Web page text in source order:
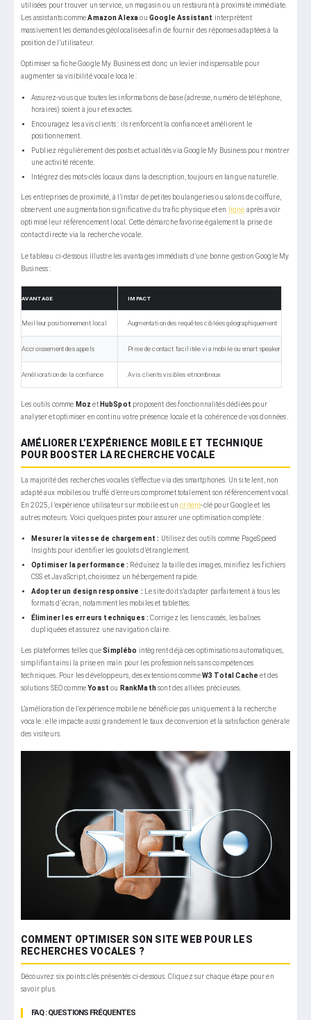
utilisées pour trouver un service, un magasin ou un restaurant à proximité immédiate.
Les assistants commeAmazon Alexaou Google Assistant interprètent
massivement les demandes géolocalisées afin de fournir des réponses adaptées à la
position de l’utilisateur.
Optimiser sa fiche Google My Business est donc un levier indispensable pour
augmenter sa visibilité vocale locale :
Assurez-vous que toutes les informations de base (adresse, numéro de téléphone,
horaires) soient à jour et exactes.
Encouragez les avis clients : ils renforcent la confiance et améliorent le
positionnement.
Publiez régulièrement des posts et actualités via Google My Business pour montrer
une activité récente.
Intégrez des mots-clés locaux dans la description, toujours en langue naturelle.
Les entreprises de proximité, à l’instar de petites boulangeries ou salons de coiffure,
observent une augmentation significative du trafic physique et en
ligne après avoir
optimisé leur référencement local. Cette démarche favorise également la prise de
contact directe via la recherche vocale.
Le tableau ci-dessous illustre les avantages immédiats d’une bonne gestion Google My
Business :
AVANTAGE IMPACT
Meilleur positionnement local Augmentation des requêtes ciblées géographiquement
Accroissement des appels Prise de contact facilitée via mobile ou smart speaker
Amélioration de la confiance Avis clients visibles et nombreux
Les outils comme Moz et HubSpot proposent des fonctionnalités dédiées pour
analyser et optimiser en continu votre présence locale et la cohérence de vos données.
AMÉLIORER L’EXPÉRIENCE MOBILE ET TECHNIQUE
POUR BOOSTER LA RECHERCHE VOCALE
La majorité des recherches vocales s’effectue via des smartphones. Un site lent, non
adapté aux mobiles ou truffé d’erreurs compromet totalement son référencement vocal.
En 2025, l’expérience utilisateur sur mobile est uncritère-clé pour Google et les
autres moteurs. Voici quelques pistes pour assurer une optimisation complète :
Mesurer la vitesse de chargement :
Utilisez des outils comme PageSpeed
Insights pour identifier les goulots d’étranglement.
Optimiser la performance : Réduisez la taille des images, minifiez les fichiers
CSS et JavaScript, choisissez un hébergement rapide.
Adopter un design responsive : Le site doit s’adapter parfaitement à tous les
formats d’écran, notamment les mobiles et tablettes.
Éliminer les erreurs techniques : Corrigez les liens cassés, les balises
dupliquées et assurez une navigation claire.
Les plateformes telles queSimplébo intègrent déjà ces optimisations automatiques,
simplifiant ainsi la prise en main pour les professionnels sans compétences
techniques. Pour les développeurs, des extensions commeW3 Total Cache et des
solutions SEO commeYoast ou RankMathsont des alliées précieuses.
L’amélioration de l’expérience mobile ne bénéficie pas uniquement à la recherche
vocale : elle impacte aussi grandement le taux de conversion et la satisfaction générale
des visiteurs.
COMMENT OPTIMISER SON SITE WEB POUR LES
RECHERCHES VOCALES ?
Découvrez six points clés présentés ci-dessous. Cliquez sur chaque étape pour en
savoir plus.
Liste des étapes d’optimisation pour recherche vocale
FAQ : QUESTIONS FRÉQUENTES